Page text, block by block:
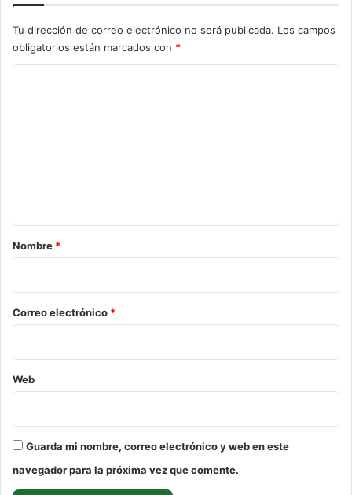
Tu dirección de correo electrónico no será publicada. Los campos
obligatorios están marcados con *
r
o
*
Nombre *
Correo electrónico *
Web
Guarda mi nombre, correo electrónico y web en este
navegador para la próxima vez que comente.